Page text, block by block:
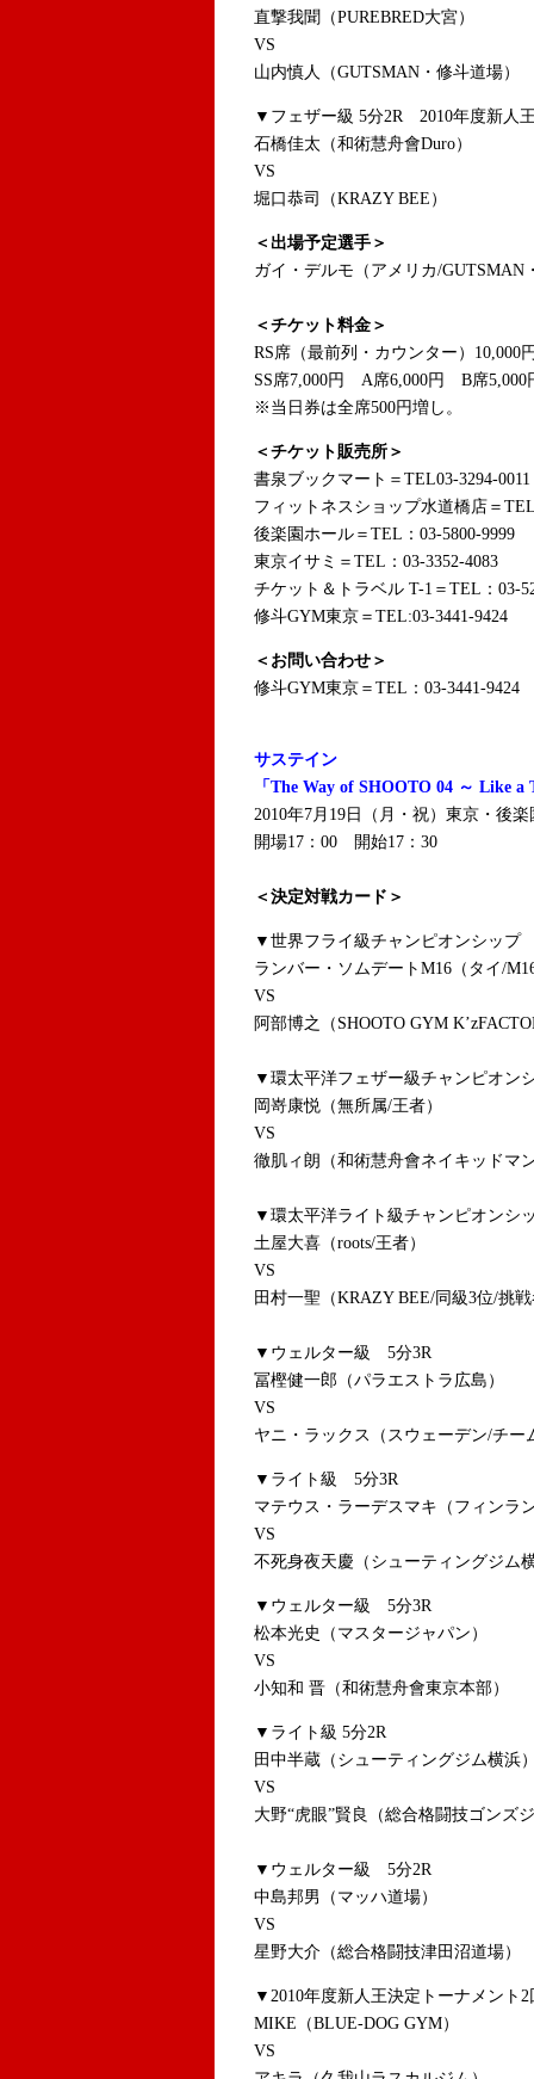
直撃我聞（PUREBRED大宮）
VS
山内慎人（GUTSMAN・修斗道場）
▼フェザー級 5分2R 2010年度新人
石橋佳太（和術慧舟會Duro）
VS
堀口恭司（KRAZY BEE）
＜出場予定選手＞
ガイ・デルモ（アメリカ/GUTSMAN
＜チケット料金＞
RS席（最前列・カウンター）10,000
SS席7,000円 A席6,000円 B席5,000
※当日券は全席500円増し。
＜チケット販売所＞
書泉ブックマート＝TEL03-3294-0011
フィットネスショップ水道橋店＝
後楽園ホール＝TEL：03-5800-9999
東京イサミ＝TEL：03-3352-4083
チケット＆トラベル T-1＝TEL：03-
修斗GYM東京＝TEL:03-3441-9424
＜お問い合わせ＞
修斗GYM東京＝TEL：03-3441-9424
サステイン
「The Way of SHOOTO 04 ～ Like
2010年7月19日（月・祝）東京・後
開場17：00 開始17：30
＜決定対戦カード＞
▼世界フライ級チャンピオンシップ
ランバー・ソムデートM16（タイ/
VS
阿部博之（SHOOTO GYM
▼環太平洋フェザー級チャンピオン
岡嵜康悦（無所属/王者）
VS
徹肌ィ朗（和術慧舟會ネイキッドマ
▼環太平洋ライト級チャンピオンシ
土屋大喜（roots/王者）
VS
田村一聖（KRAZY BEE/同級3位/挑
▼ウェルター級 5分3R
冨樫健一郎（パラエストラ広島）
VS
ヤニ・ラックス（スウェーデン/チ
▼ライト級 5分3R
マテウス・ラーデスマキ（フィンラ
VS
不死身夜天慶（シューティングジム
▼ウェルター級 5分3R
松本光史（マスタージャパン）
VS
小知和 晋（和術慧舟會東京本部）
▼ライト級 5分2R
田中半蔵（シューティングジム横浜
VS
大野“虎眼”賢良（総合格闘技ゴンズ
▼ウェルター級 5分2R
中島邦男（マッハ道場）
VS
星野大介（総合格闘技津田沼道場）
▼2010年度新人王決定トーナメン
MIKE（BLUE-DOG GYM）
VS